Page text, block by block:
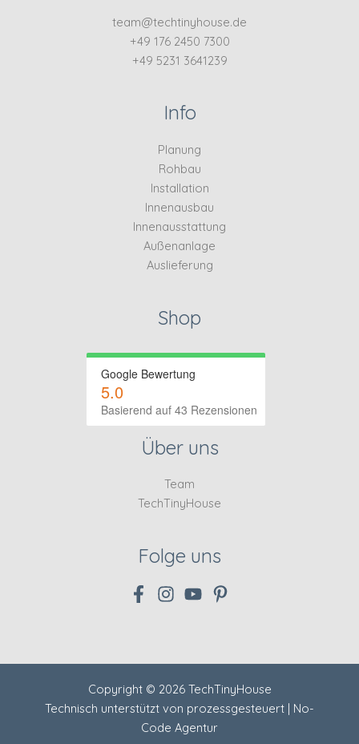
team@techtinyhouse.de
+49 176 2450 7300
+49 5231 3641239
Info
Planung
Rohbau
Installation
Innenausbau
Innenausstattung
Außenanlage
Auslieferung
Shop
Google Bewertung
5.0
Basierend auf 43 Rezensionen
Über uns
Team
TechTinyHouse
Folge uns
Copyright © 2026 TechTinyHouse
Technisch unterstützt von prozessgesteuert | No-
Code Agentur